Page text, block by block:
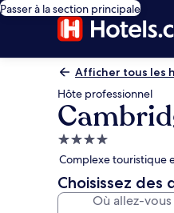
Passer à la section principale
Afficher tous les
Hôte professionnel
Hébergement
4.0 étoiles
Complexe touristique
Choisissez des
Où allez-vous